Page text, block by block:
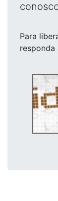
Para
responda